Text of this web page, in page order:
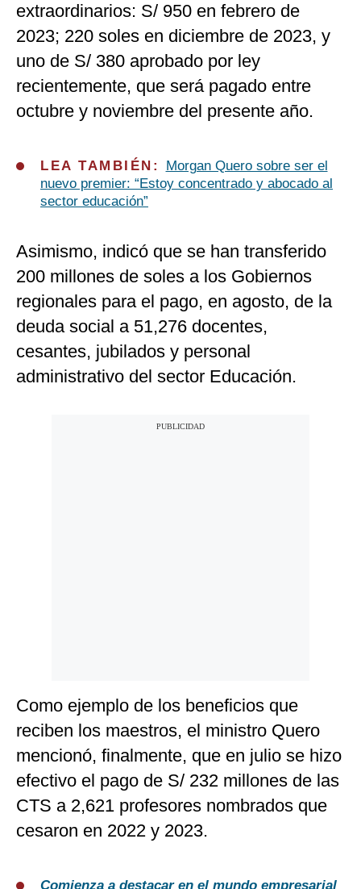
extraordinarios: S/ 950 en febrero de
2023; 220 soles en diciembre de 2023, y
uno de S/ 380 aprobado por ley
recientemente, que será pagado entre
octubre y noviembre del presente año.
LEA TAMBIÉN:
Morgan Quero sobre ser el
nuevo premier: “Estoy concentrado y abocado al
sector educación”
Asimismo, indicó que se han transferido
200 millones de soles a los Gobiernos
regionales para el pago, en agosto, de la
deuda social a 51,276 docentes,
cesantes, jubilados y personal
administrativo del sector Educación.
Como ejemplo de los beneficios que
reciben los maestros, el ministro Quero
mencionó, finalmente, que en julio se hizo
efectivo el pago de S/ 232 millones de las
CTS a 2,621 profesores nombrados que
cesaron en 2022 y 2023.
Comienza a destacar en el mundo empresarial